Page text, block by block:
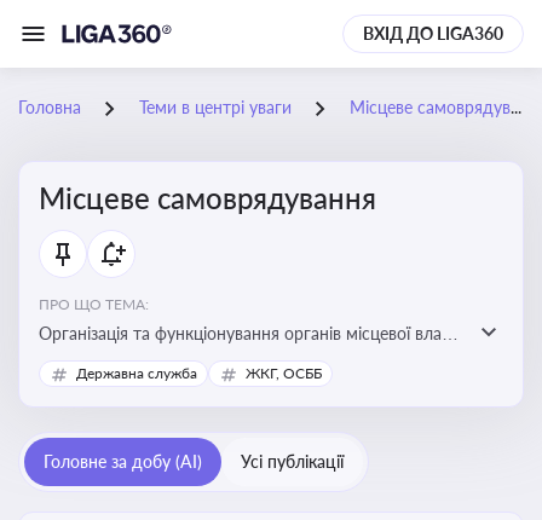
ВХІД ДО LIGA360
Головна Теми в центрі уваги Місцеве самоврядування
Місцеве самоврядування
ПРО ЩО ТЕМА:
Організація та функціонування органів місцевої влади,
які приймають рішення та здійснюють управлінські
функції на рівні місцевих громад (міст, сіл, селищ)
Державна служба ЖКГ, ОСББ
Головне за добу (AI) Усі публікації